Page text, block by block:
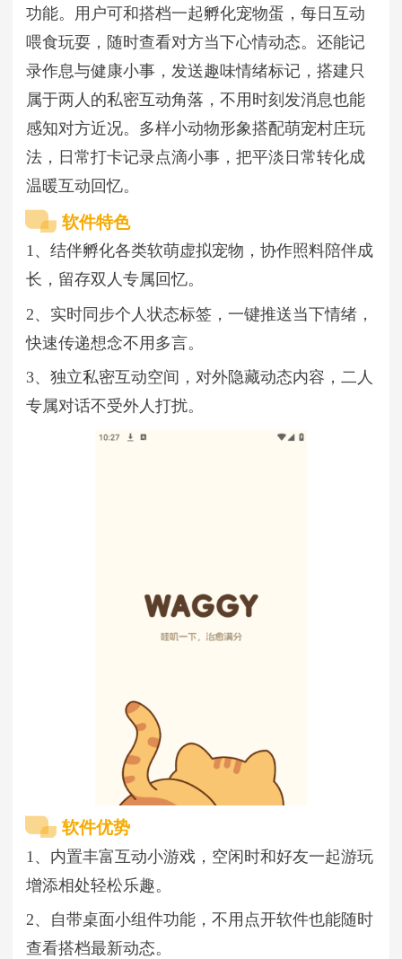
功能。用户可和搭档一起孵化宠物蛋，每日互动
喂食玩耍，随时查看对方当下心情动态。还能记
录作息与健康小事，发送趣味情绪标记，搭建只
属于两人的私密互动角落，不用时刻发消息也能
感知对方近况。多样小动物形象搭配萌宠村庄玩
法，日常打卡记录点滴小事，把平淡日常转化成
温暖互动回忆。
软件特色
1、结伴孵化各类软萌虚拟宠物，协作照料陪伴成
长，留存双人专属回忆。
2、实时同步个人状态标签，一键推送当下情绪，
快速传递想念不用多言。
3、独立私密互动空间，对外隐藏动态内容，二人
专属对话不受外人打扰。
软件优势
1、内置丰富互动小游戏，空闲时和好友一起游玩
增添相处轻松乐趣。
2、自带桌面小组件功能，不用点开软件也能随时
查看搭档最新动态。